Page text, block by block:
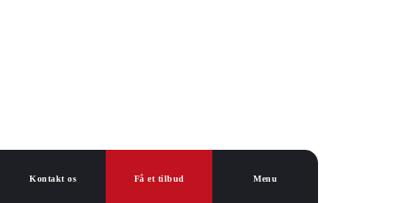
Kontakt os Få et tilbud Menu